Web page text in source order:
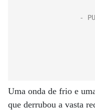
Uma onda de frio e
que derrubou a vasta